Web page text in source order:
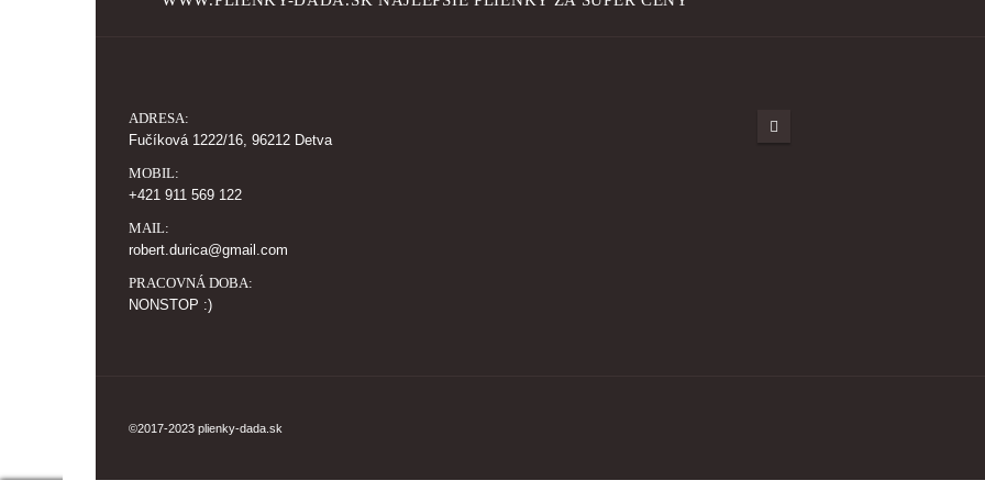
ADRESA:
Fučíková 1222/16, 96212 Detva
MOBIL:
+421 911 569 122
MAIL:
robert.durica@gmail.com
PRACOVNÁ DOBA:
NONSTOP :)
©2017-2023 plienky-dada.sk